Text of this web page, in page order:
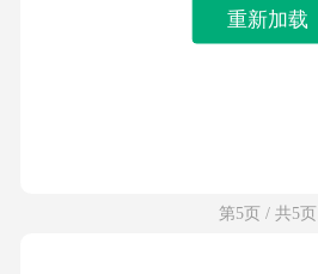
重新加载
第5页 / 共5页